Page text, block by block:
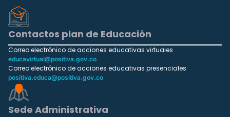
Contactos plan de Educación
Correo electrónico de acciones educativas virtuales
educavirtual@positiva.gov.co
Correo electrónico de acciones educativas presenciales
positiva.educa@positiva.gov.co
Sede Administrativa